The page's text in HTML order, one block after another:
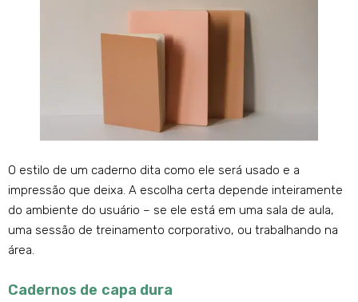
O estilo de um caderno dita como ele será usado e a
impressão que deixa. A escolha certa depende inteiramente
do ambiente do usuário – se ele está em uma sala de aula,
uma sessão de treinamento corporativo, ou trabalhando na
área.
Cadernos de capa dura